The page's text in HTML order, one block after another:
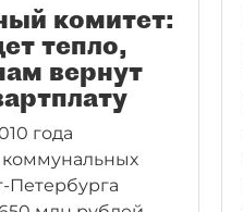
комитет:
тепло,
вернут
года
Петербурга